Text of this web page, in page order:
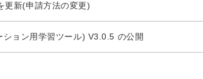
更新(申請方法の変更)
ョン用学習ツール) V3.0.5 の公開